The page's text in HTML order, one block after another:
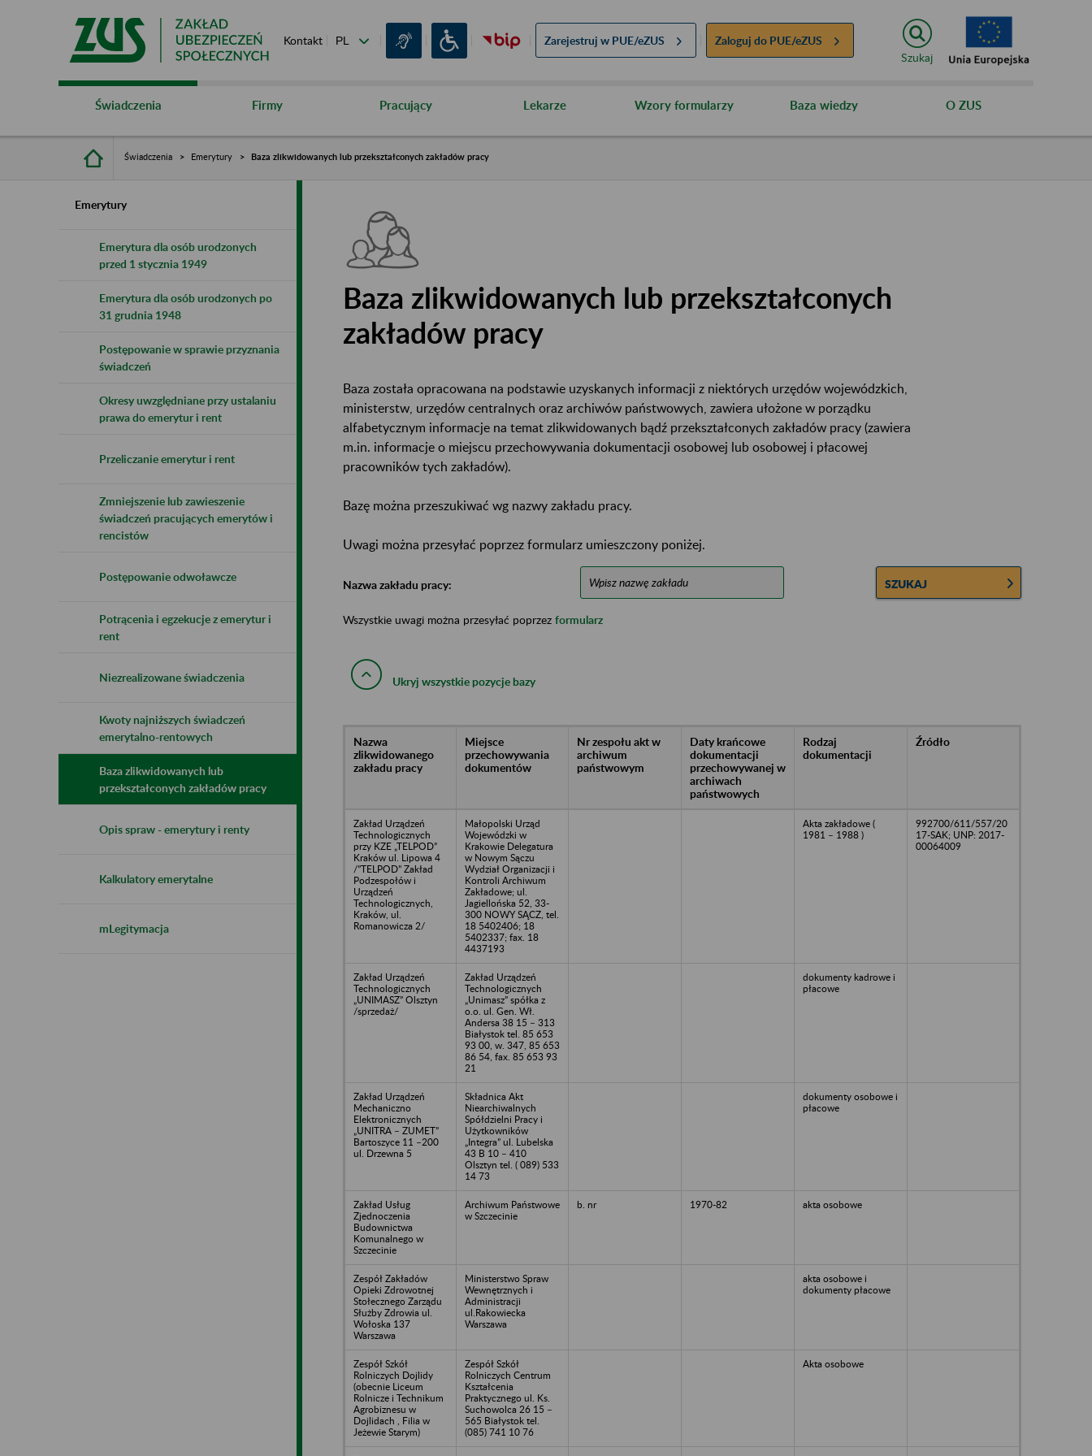
Kontakt Zarejestruj w PUE/eZUS Zaloguj do PUE/eZUS
Szukaj
Świadczenia Firmy Pracujący Lekarze Wzory formularzy Baza wiedzy O ZUS
Świadczenia Emerytury Baza zlikwidowanych lub przekształconych zakładów pracy
Emerytury
Emerytura dla osób urodzonych
przed 1 stycznia 1949
Emerytura dla osób urodzonych po
31 grudnia 1948
Postępowanie w sprawie przyznania
świadczeń
Okresy uwzględniane przy ustalaniu
prawa do emerytur i rent
Przeliczanie emerytur i rent
Zmniejszenie lub zawieszenie
świadczeń pracujących emerytów i
rencistów
Postępowanie odwoławcze
Potrącenia i egzekucje z emerytur i
rent
Niezrealizowane świadczenia
Kwoty najniższych świadczeń
emerytalno-rentowych
Baza zlikwidowanych lub
przekształconych zakładów pracy
Opis spraw - emerytury i renty
Kalkulatory emerytalne
mLegitymacja
Baza zlikwidowanych lub przekształconych
zakładów pracy
Baza została opracowana na podstawie uzyskanych informacji z niektórych urzędów wojewódzkich,
ministerstw, urzędów centralnych oraz archiwów państwowych, zawiera ułożone w porządku
alfabetycznym informacje na temat zlikwidowanych bądź przekształconych zakładów pracy (zawiera
m.in. informacje o miejscu przechowywania dokumentacji osobowej lub osobowej i płacowej
pracowników tych zakładów).
Bazę można przeszukiwać wg nazwy zakładu pracy.
Uwagi można przesyłać poprzez formularz umieszczony poniżej.
Nazwa zakładu pracy: SZUKAJ
Wszystkie uwagi można przesyłać poprzez formularz
Ukryj wszystkie pozycje bazy
Nazwa
zlikwidowanego
zakładu pracy
Miejsce
przechowywania
dokumentów
Nr zespołu akt w
archiwum
państwowym
Daty krańcowe
dokumentacji
przechowywanej w
archiwach
państwowych
Rodzaj
dokumentacji
Źródło
Zakład Urządzeń
Technologicznych
przy KZE „TELPOD”
Kraków ul. Lipowa 4
/”TELPOD” Zakład
Podzespołów i
Urządzeń
Technologicznych,
Kraków, ul.
Romanowicza 2/
Małopolski Urząd
Wojewódzki w
Krakowie Delegatura
w Nowym Sączu
Wydział Organizacji i
Kontroli Archiwum
Zakładowe; ul.
Jagiellońska 52, 33-
300 NOWY SĄCZ, tel.
18 5402406; 18
5402337; fax. 18
4437193
Akta zakładowe (
1981 – 1988 )
992700/611/557/20
17-SAK; UNP: 2017-
00064009
Zakład Urządzeń
Technologicznych
„UNIMASZ” Olsztyn
/sprzedaż/
Zakład Urządzeń
Technologicznych
„Unimasz” spółka z
o.o. ul. Gen. Wł.
Andersa 38 15 – 313
Białystok tel. 85 653
93 00, w. 347, 85 653
86 54, fax. 85 653 93
21
dokumenty kadrowe i
płacowe
Zakład Urządzeń
Mechaniczno
Elektronicznych
„UNITRA – ZUMET”
Bartoszyce 11 –200
ul. Drzewna 5
Składnica Akt
Niearchiwalnych
Spółdzielni Pracy i
Użytkowników
„Integra” ul. Lubelska
43 B 10 – 410
Olsztyn tel. ( 089) 533
14 73
dokumenty osobowe i
płacowe
Zakład Usług
Zjednoczenia
Budownictwa
Komunalnego w
Szczecinie
Archiwum Państwowe
w Szczecinie
b. nr 1970-82 akta osobowe
Zespół Zakładów
Opieki Zdrowotnej
Stołecznego Zarządu
Służby Zdrowia ul.
Wołoska 137
Warszawa
Ministerstwo Spraw
Wewnętrznych i
Administracji
ul.Rakowiecka
Warszawa
akta osobowe i
dokumenty płacowe
Zespół Szkół
Rolniczych Dojlidy
(obecnie Liceum
Rolnicze i Technikum
Agrobiznesu w
Dojlidach , Filia w
Jeżewie Starym)
Zespół Szkół
Rolniczych Centrum
Kształcenia
Praktycznego ul. Ks.
Suchowolca 26 15 –
565 Białystok tel.
(085) 741 10 76
Akta osobowe